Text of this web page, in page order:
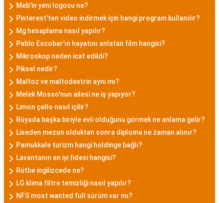
Meb'in yeni logosu ne?
Pinterest'ten video indirmek için hangi program kullanılır?
Mg hesaplama nasıl yapılır?
Pablo Escobar'ın hayatını anlatan film hangisi?
Mikroskop neden icat edildi?
Piksel nedir?
Maltoz ve maltodextrin aynı mı?
Melek Mosso'nun ailesi ne iş yapıyor?
Limon çello nasıl içilir?
Rüyada başka biriyle evli olduğunu görmek ne anlama gelir?
Liseden mezun olduktan sonra diploma ne zaman alınır?
Pamukkale turizm hangi holdinge bağlı?
Lavantanın en iyi fidesi hangisi?
Rütbe ingilizcede ne?
LG klima filtre temizliği nasıl yapılır?
NFS most wanted full sürüm var mı?